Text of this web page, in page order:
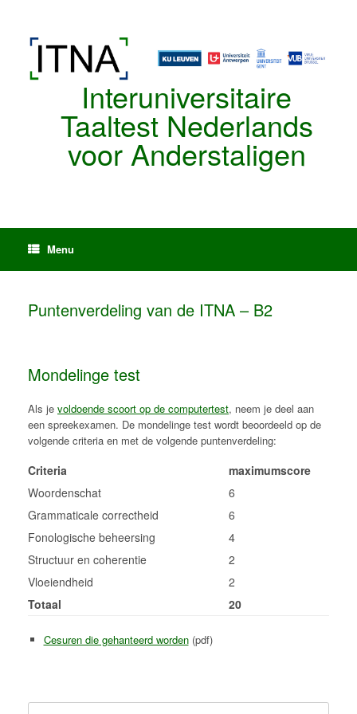
Interuniversitaire
Taaltest Nederlands
voor Anderstaligen
Menu
Puntenverdeling van de ITNA – B2
Mondelinge test
Als je voldoende scoort op de computertest, neem je deel aan
een spreekexamen. De mondelinge test wordt beoordeeld op de
volgende criteria en met de volgende puntenverdeling:
Criteria
maximumscore
Woordenschat
6
Grammaticale correctheid
6
Fonologische beheersing
4
Structuur en coherentie
2
Vloeiendheid
2
Totaal
20
Cesuren die gehanteerd worden(pdf)
Zoeken